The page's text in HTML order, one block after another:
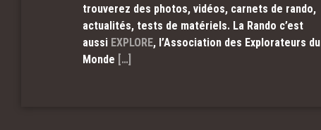
trouverez des photos, vidéos, carnets de rando,
actualités, tests de matériels. La Rando c’est
aussi EXPLORE, l’Association des Explorateurs du
Monde […]